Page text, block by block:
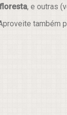
, e outras
também